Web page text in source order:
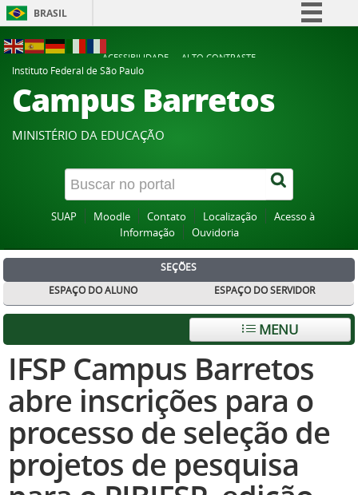
BRASIL
Participe
Acesso à informação
Canais
ACESSIBILIDADE
ALTO CONTRASTE
Instituto Federal de São Paulo
Campus Barretos
MINISTÉRIO DA EDUCAÇÃO
SUAP Moodle Contato Localização
Acesso à
Informação
Ouvidoria
SEÇÕES
ESPAÇO DO ALUNO
ESPAÇO DO SERVIDOR
MENU
IFSP Campus Barretos
abre inscrições para o
processo de seleção de
projetos de pesquisa